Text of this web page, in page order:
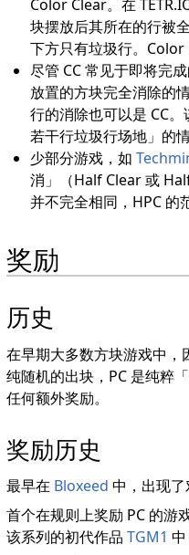
Color Clear。在
块摆放后其所在的行被
下方只有垃圾行。Color
尽管 CC 常见于即将完
放置的方块完全消除的
行的消除也可以是 CC
若干行垃圾行场地」的情
少部分游戏，如
消」（Half Clear 或
并不完全相同，HPC 的
奖励
历史
在早期大多数方块游戏中，
纯随机的出块，PC 是纯粹
任何额外奖励。
奖励历史
最早在 Bloxeed 中，出现了
首个在规则上奖励 PC 的游
该系列的初代作品TGM1 中